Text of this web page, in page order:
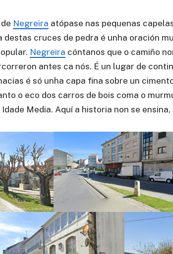
Negreira atópase nas pequenas
destas cruces de pedra é unha oración
Negreira cóntanos que o camiño
antes ca nós. É un lugar de
é só unha capa fina sobre un
o eco dos carros de bois coma o
Media. Aquí a historia non se